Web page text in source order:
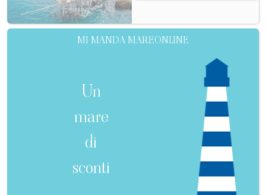
MI MANDA MAREONLINE
Un
mare
di
sconti